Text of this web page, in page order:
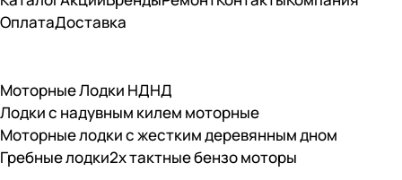
ОплатаДоставка
Моторные Лодки НДНД
Лодки с надувным килем моторные
Моторные лодки с жестким деревянным дном
Гребные лодки2х тактные бензо моторы